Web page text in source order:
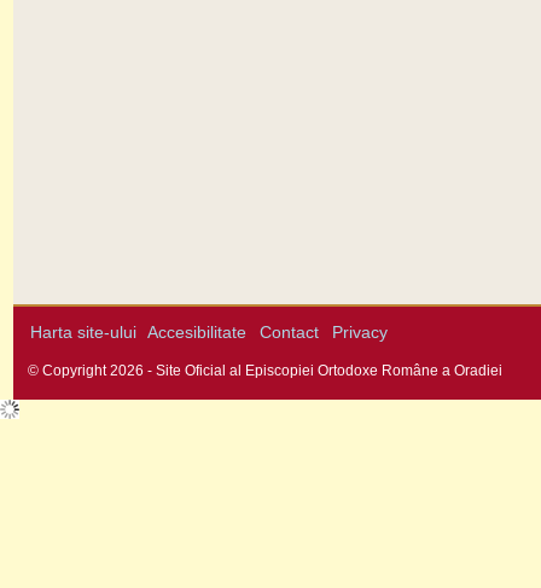
Harta site-ului Accesibilitate Contact Privacy
© Copyright 2026 - Site Oficial al Episcopiei Ortodoxe Române a Oradiei